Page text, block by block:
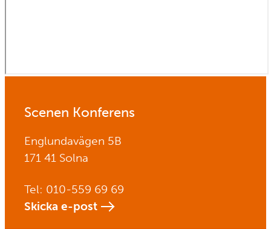
Scenen Konferens
Englundavägen 5B
171 41 Solna
Tel: 010-559 69 69
Skicka e-post